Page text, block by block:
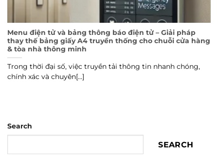
Menu điện tử và bảng thông báo điện tử – Giải pháp
thay thế bảng giấy A4 truyền thống cho chuỗi cửa hàng
& tòa nhà thông minh
Trong thời đại số, việc truyền tải thông tin nhanh chóng,
chính xác và chuyên[...]
Search
SEARCH